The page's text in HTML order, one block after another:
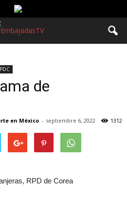
de
en México - septiembre 6, 2022 1312
RPD de Corea